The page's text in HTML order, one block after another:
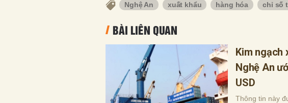
Nghệ An xuất khẩu hàng hóa chỉ số
BÀI LIÊN QUAN
Kim ngạch
Nghệ An
USD
Thông tin này